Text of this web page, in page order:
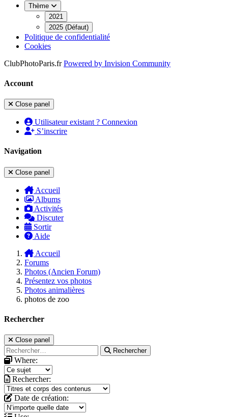
Thème
2021
2025 (Défaut)
Politique de confidentialité
Cookies
ClubPhotoParis.fr Powered by Invision Community
Account
Close panel
Utilisateur existant ? Connexion
S’inscrire
Navigation
Close panel
Accueil
Albums
Activités
Discuter
Sortir
Aide
Accueil
Forums
Photos (Ancien Forum)
Présentez vos photos
Photos animalières
photos de zoo
Rechercher
Close panel
Rechercher
Where:
Rechercher:
Date de création: